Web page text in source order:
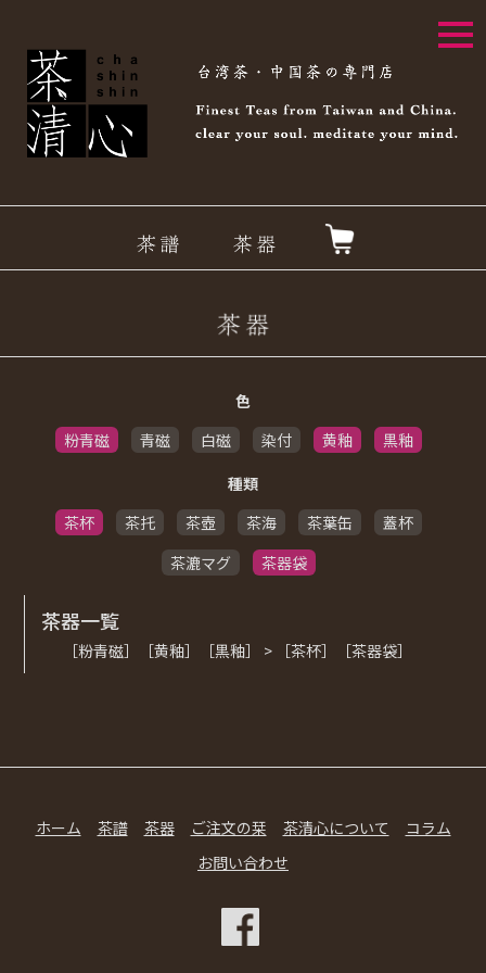
色
粉青磁
青磁 白磁 染付 黄釉
黒釉
種類
茶杯
茶托 茶壺 茶海 茶葉缶
蓋杯
茶漉マグ
茶器袋
茶器一覧
［粉青磁］［黄釉］［黒釉］ > ［茶杯］［茶器袋］
ホーム 茶譜 茶器 ご注文の栞 茶清心について
コラム
お問い合わせ